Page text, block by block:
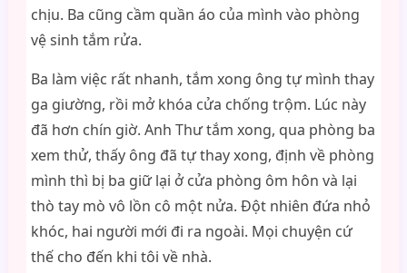
chịu. Ba cũng cầm quần áo của mình vào phòng
vệ sinh tắm rửa.
Ba làm việc rất nhanh, tắm xong ông tự mình thay
ga giường, rồi mở khóa cửa chống trộm. Lúc này
đã hơn chín giờ. Anh Thư tắm xong, qua phòng ba
xem thử, thấy ông đã tự thay xong, định về phòng
mình thì bị ba giữ lại ở cửa phòng ôm hôn và lại
thò tay mò vô lồn cô một nửa. Đột nhiên đứa nhỏ
khóc, hai người mới đi ra ngoài. Mọi chuyện cứ
thế cho đến khi tôi về nhà.